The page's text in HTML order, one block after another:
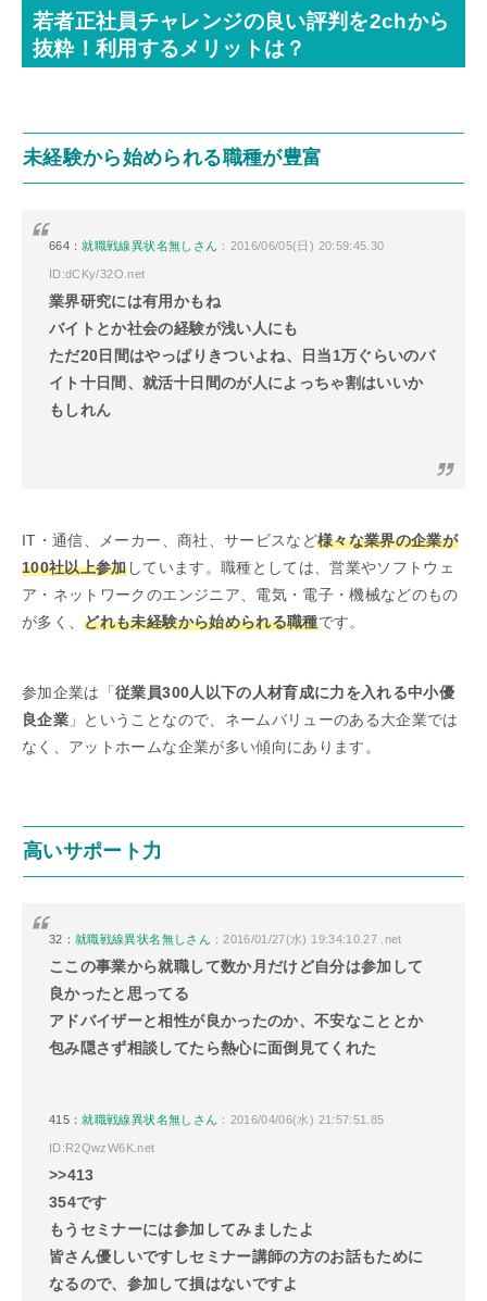
若者正社員チャレンジの良い評判を2chから
抜粋！利用するメリットは？
未経験から始められる職種が豊富
664：就職戦線異状名無しさん ：2016/06/05(日) 20:59:45.30
ID:dCKy/32O.net
業界研究には有用かもね
バイトとか社会の経験が浅い人にも
ただ20日間はやっぱりきついよね、日当1万ぐらいのバ
イト十日間、就活十日間のが人によっちゃ割はいいか
もしれん
IT・通信、メーカー、商社、サービスなど様々な業界の企業が
100社以上参加しています。職種としては、営業やソフトウェ
ア・ネットワークのエンジニア、電気・電子・機械などのもの
が多く、どれも未経験から始められる職種です。
参加企業は「従業員300人以下の人材育成に力を入れる中小優
良企業 」ということなので、ネームバリューのある大企業では
なく、アットホームな企業が多い傾向にあります。
高いサポート力
32：就職戦線異状名無しさん ：2016/01/27(水) 19:34:10.27 .net
ここの事業から就職して数か月だけど自分は参加して
良かったと思ってる
アドバイザーと相性が良かったのか、不安なこととか
包み隠さず相談してたら熱心に面倒見てくれた
415：就職戦線異状名無しさん ：2016/04/06(水) 21:57:51.85
ID:R2QwzW6K.net
>>413
354です
もうセミナーには参加してみましたよ
皆さん優しいですしセミナー講師の方のお話もために
なるので、参加して損はないですよ